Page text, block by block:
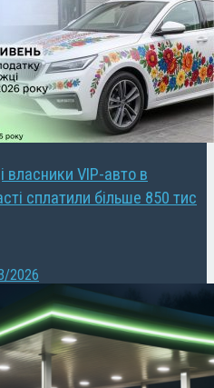
власники VIP-авто в
сплатили більше 850 тис
2026